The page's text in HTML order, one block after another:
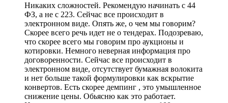
Никаких сложностей. Рекомендую начинать с 44
ФЗ, а не с 223. Сейчас все происходит в
электронном виде. Опять же, о чем мы говорим?
Скорее всего речь идет не о тендерах. Подозреваю,
что скорее всего мы говорим про аукционы и
котировки. Немного неверная информация про
договоренности. Сейчас все происходит в
электронном виде, отсутствует бумажная волокита
и нет больше такой формулировки как вскрытие
конвертов. Есть скорее демпинг , это умышленное
снижение цены. Обьясню как это работает.